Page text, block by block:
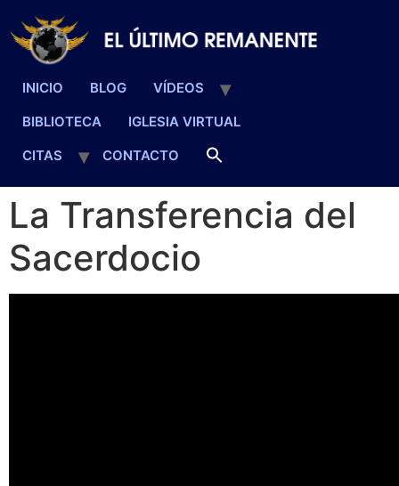
INICIO BLOG
VÍDEOS
BIBLIOTECA
IGLESIA VIRTUAL
CITAS
CONTACTO
La Transferencia del
Sacerdocio